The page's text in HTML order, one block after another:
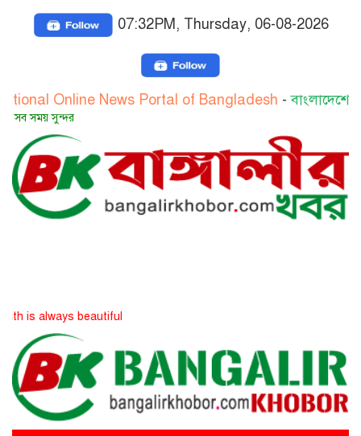
07:32PM, Thursday, 06-08-2026
News Portal of Bangladesh- বাংলাদেশের জাতীয়
beautiful